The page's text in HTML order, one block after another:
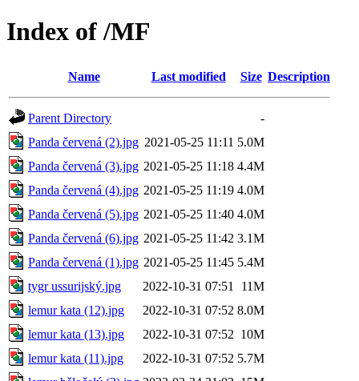
Index of /MF
Name Last modified Size Description
Parent Directory
-
Panda červená (2).jpg 2021-05-25 11:11 5.0M
Panda červená (3).jpg 2021-05-25 11:18 4.4M
Panda červená (4).jpg 2021-05-25 11:19 4.0M
Panda červená (5).jpg 2021-05-25 11:40 4.0M
Panda červená (6).jpg 2021-05-25 11:42 3.1M
Panda červená (1).jpg 2021-05-25 11:45 5.4M
tygr ussurijský.jpg
2022-10-31 07:51
11M
lemur kata (12).jpg
2022-10-31 07:52 8.0M
lemur kata (13).jpg
2022-10-31 07:52 10M
lemur kata (11).jpg
2022-10-31 07:52 5.7M